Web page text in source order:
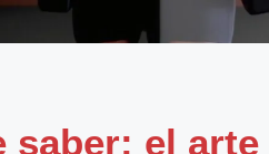
saber: el